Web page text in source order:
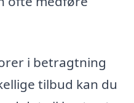
i betragtning
tilbud kan du